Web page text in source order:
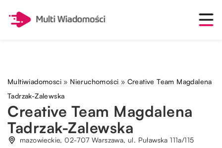
Multiwiadomosci » Nieruchomości » Creative Team Magdalena
Tadrzak-Zalewska
Creative Team Magdalena
Tadrzak-Zalewska
mazowieckie, 02-707 Warszawa, ul. Puławska 111a/115